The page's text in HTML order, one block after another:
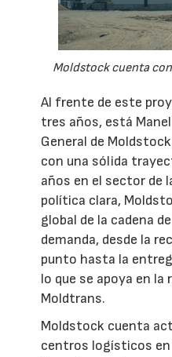
Moldstock cuenta
Al frente de este
tres años, está
General de
con una sólida
años en el sector de
política clara,
global de la cadena
demanda, desde la
punto hasta la
lo que se apoya en la
Moldtrans.
Moldstock cuenta
centros logísticos en